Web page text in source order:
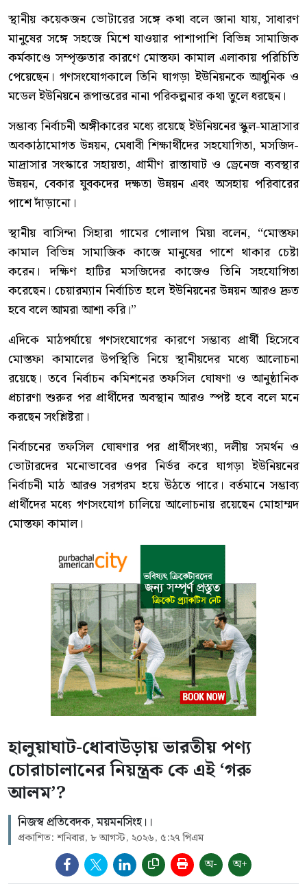
স্থানীয় কয়েকজন ভোটারের সঙ্গে কথা বলে জানা যায়, সাধারণ
মানুষের সঙ্গে সহজে মিশে যাওয়ার পাশাপাশি বিভিন্ন সামাজিক
কর্মকাণ্ডে সম্পৃক্ততার কারণে মোস্তফা কামাল এলাকায় পরিচিতি
পেয়েছেন। গণসংযোগকালে তিনি ঘাগড়া ইউনিয়নকে আধুনিক ও
মডেল ইউনিয়নে রূপান্তরের নানা পরিকল্পনার কথা তুলে ধরছেন।
সম্ভাব্য নির্বাচনী অঙ্গীকারের মধ্যে রয়েছে ইউনিয়নের স্কুল-মাদ্রাসার
অবকাঠামোগত উন্নয়ন, মেধাবী শিক্ষার্থীদের সহযোগিতা, মসজিদ-
মাদ্রাসার সংস্কারে সহায়তা, গ্রামীণ রাস্তাঘাট ও ড্রেনেজ ব্যবস্থার
উন্নয়ন, বেকার যুবকদের দক্ষতা উন্নয়ন এবং অসহায় পরিবারের
পাশে দাঁড়ানো।
স্থানীয় বাসিন্দা সিহারা গামের গোলাপ মিয়া বলেন, “মোস্তফা
কামাল বিভিন্ন সামাজিক কাজে মানুষের পাশে থাকার চেষ্টা
করেন। দক্ষিণ হাটির মসজিদের কাজেও তিনি সহযোগিতা
করেছেন। চেয়ারম্যান নির্বাচিত হলে ইউনিয়নের উন্নয়ন আরও দ্রুত
হবে বলে আমরা আশা করি।”
এদিকে মাঠপর্যায়ে গণসংযোগের কারণে সম্ভাব্য প্রার্থী হিসেবে
মোস্তফা কামালের উপস্থিতি নিয়ে স্থানীয়দের মধ্যে আলোচনা
রয়েছে। তবে নির্বাচন কমিশনের তফসিল ঘোষণা ও আনুষ্ঠানিক
প্রচারণা শুরুর পর প্রার্থীদের অবস্থান আরও স্পষ্ট হবে বলে মনে
করছেন সংশ্লিষ্টরা।
নির্বাচনের তফসিল ঘোষণার পর প্রার্থীসংখ্যা, দলীয় সমর্থন ও
ভোটারদের মনোভাবের ওপর নির্ভর করে ঘাগড়া ইউনিয়নের
নির্বাচনী মাঠ আরও সরগরম হয়ে উঠতে পারে। বর্তমানে সম্ভাব্য
প্রার্থীদের মধ্যে গণসংযোগ চালিয়ে আলোচনায় রয়েছেন মোহাম্মদ
মোস্তফা কামাল।
হালুয়াঘাট-ধোবাউড়ায় ভারতীয় পণ্য
চোরাচালানের নিয়ন্ত্রক কে এই ‘গরু
আলম’?
নিজস্ব প্রতিবেদক, ময়মনসিংহ।।
প্রকাশিত: শনিবার, ৮ আগস্ট, ২০২৬, ৫:২৭ পিএম
অ- অ+